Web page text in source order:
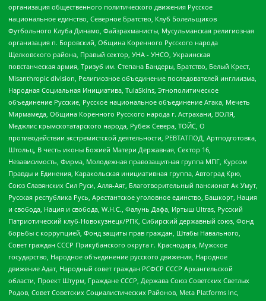
организация общественного политического движения Русское
национальное единство, Северное Братство, Клуб Болельщиков
Футбольного Клуба Динамо, Файзрахманисты, Мусульманская религиозная
организация п. Боровский, Община Коренного Русского народа
Щелковского района, Правый сектор, УНА - УНСО, Украинская
повстанческая армия, Тризуб им. Степана Бандеры, Братство, Белый Крест,
Misanthropic division, Религиозное объединение последователей инглиизма,
Народная Социальная Инициатива, TulaSkins, Этнополитическое
объединение Русские, Русское национальное объединение Атака, Мечеть
Мирмамеда, Община Коренного Русского народа г. Астрахани, ВОЛЯ,
Меджлис крымскотатарского народа, Рубеж Севера, ТОЙС, О
противодействии экстремистской деятельности, РЕВТАТПОД, Артподготовка,
Штольц, В честь иконы Божией Матери Державная, Сектор 16,
Независимость, Фирма, Молодежная правозащитная группа МПГ, Курсом
Правды и Единения, Каракольская инициативная группа, Автоград Крю,
Союз Славянских Сил Руси, Алля-Аят, Благотворительный пансионат Ак Умут,
Русская республика Русь, Арестантское уголовное единство, Башкорт, Нация
и свобода, Нация и свобода, W.H.С., Фалунь Дафа, Иртыш Ultras, Русский
Патриотический клуб-Новокузнецк/РПК, Сибирский державный союз, Фонд
борьбы с коррупцией, Фонд защиты прав граждан, Штабы Навального,
Совет граждан СССР Прикубанского округа г. Краснодара, Мужское
государство, Народное объединение русского движения, Народное
движение Адат, Народный совет граждан РСФСР СССР Архангельской
области, Проект Штурм, Граждане СССР, Держава Союз Советских Светлых
Родов, Совет Советских Социалистических Районов, Meta Platforms Inc,